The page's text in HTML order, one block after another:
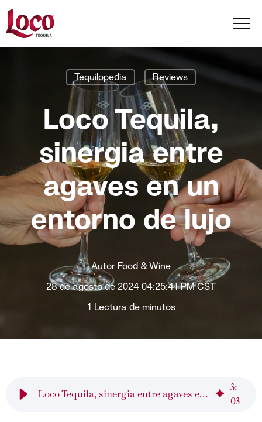
Tequilopedia Reviews
Loco Tequila,
sinergia entre
agaves en un
entorno de lujo
Autor Food & Wine
28 de agosto de 2024 04:25:41 PM CST
1 Lectura de minutos
Loco Tequila, sinergia entre agaves en un entorno de lujo
3:
03